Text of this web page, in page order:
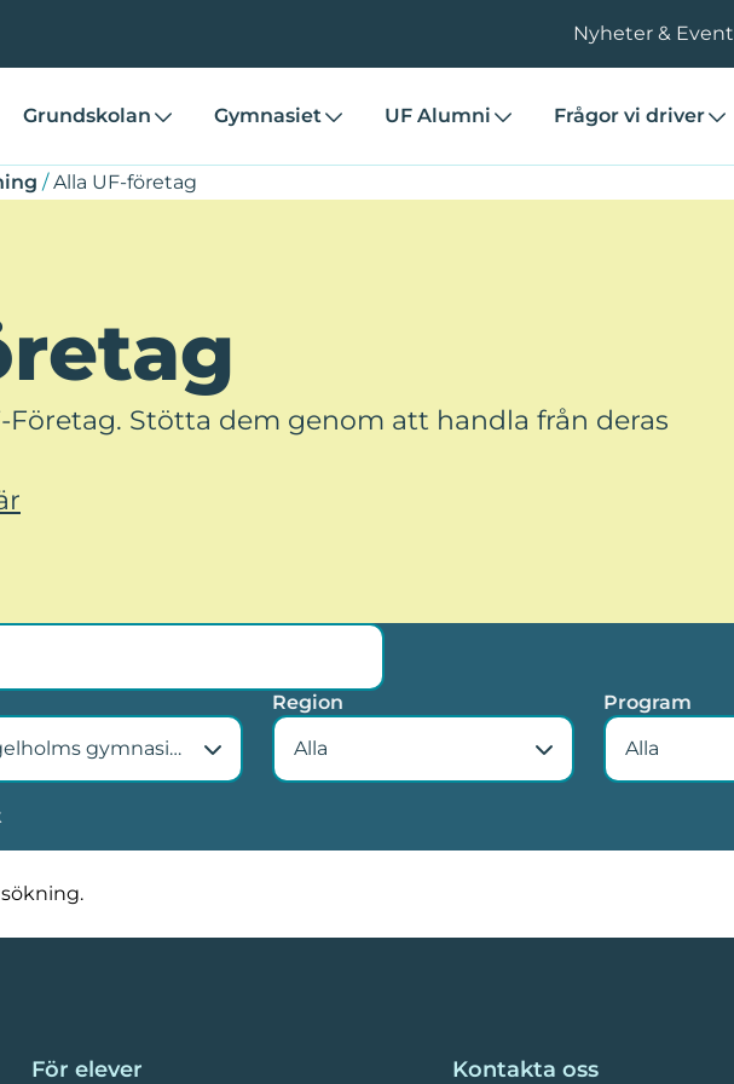
Nyheter & Event
Grundskolan Gymnasiet UF Alumni Frågor vi driver
/ Alla UF-företag
Företag. Stötta dem genom att handla från deras
Ängelholms gymnasieskola - Rönne
Region
Alla
Program
Alla
För elever Kontakta oss